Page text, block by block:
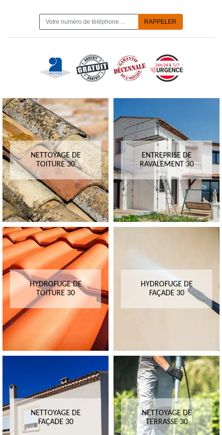
NETTOYAGE DE
TOITURE 30
ENTREPRISE DE
RAVALEMENT 30
HYDROFUGE DE
TOITURE 30
HYDROFUGE DE
FAÇADE 30
NETTOYAGE DE
FAÇADE 30
NETTOYAGE DE
TERRASSE 30